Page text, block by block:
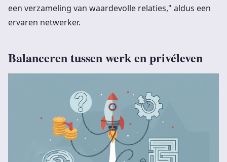
een verzameling van waardevolle relaties," aldus een
ervaren netwerker.
Balanceren tussen werk en privéleven